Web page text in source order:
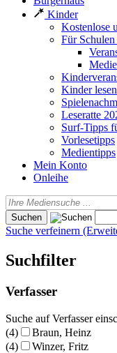
Kinder
Kostenlose
Für
Kinder
Leseratte
Surf-Tipps
Vorlesetipps
Medientipps
Mein Konto
Onleihe
Suche verfeinern
Suchfilter
Verfasser
Suche auf Verfasser
(4)
Braun, Heinz
(4)
Winzer, Fritz